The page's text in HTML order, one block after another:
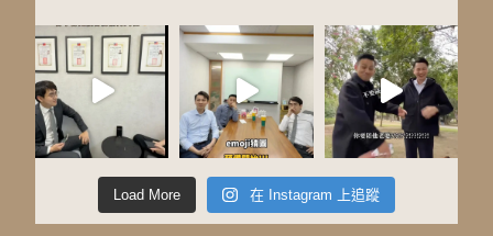
Load More 在 Instagram 上追蹤